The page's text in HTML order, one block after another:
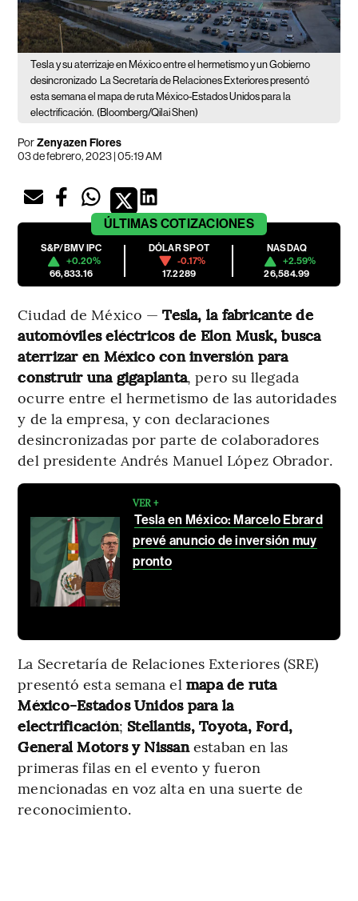
Tesla y su aterrizaje en México entre el hermetismo y un Gobierno
desincronizado La Secretaría de Relaciones Exteriores presentó
esta semana el mapa de ruta México-Estados Unidos para la
electrificación. (Bloomberg/Qilai Shen)
PorZenyazen Flores
03 de febrero, 2023 | 05:19 AM
ÚLTIMAS COTIZACIONES
S&P/BMV IPC
+0.20%
66,833.16
DÓLAR SPOT
-0.17%
17.2289
NASDAQ
+2.59%
26,584.99
Ciudad de México —Tesla, la fabricante de
automóviles eléctricos de Elon Musk, busca
aterrizar en México con inversión para
construir una gigaplanta, pero su llegada
ocurre entre el hermetismo de las autoridades
y de la empresa, y con declaraciones
desincronizadas por parte de colaboradores
del presidente Andrés Manuel López Obrador.
VER +
Tesla en México: Marcelo Ebrard
prevé anuncio de inversión muy
pronto
La Secretaría de Relaciones Exteriores (SRE)
presentó esta semana el mapa de ruta
México-Estados Unidos para la
electrificación; Stellantis, Toyota, Ford,
General Motors y Nissanestaban en las
primeras filas en el evento y fueron
mencionadas en voz alta en una suerte de
reconocimiento.